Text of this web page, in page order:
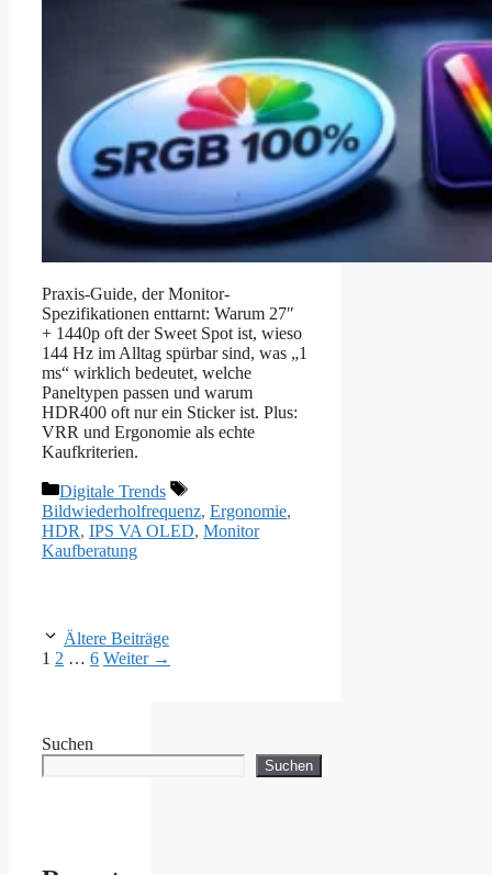
Praxis-Guide, der Monitor-
Spezifikationen enttarnt: Warum 27″
+ 1440p oft der Sweet Spot ist, wieso
144 Hz im Alltag spürbar sind, was „1
ms“ wirklich bedeutet, welche
Paneltypen passen und warum
HDR400 oft nur ein Sticker ist. Plus:
VRR und Ergonomie als echte
Kaufkriterien.
Kategorien
Digitale Trends
Schlagwörter
Bildwiederholfrequenz, Ergonomie,
HDR, IPS VA OLED, Monitor
Kaufberatung
Ältere Beiträge
Seite
1 Seite
2 … Seite
6 Weiter →
Suchen
Suchen